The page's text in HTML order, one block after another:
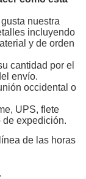
nuestra
incluyendo
y de orden
cantidad por el
envío.
occidental o
UPS, flete
de expedición.
de las horas